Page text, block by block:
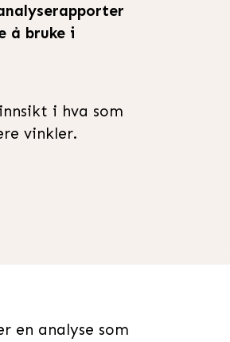
å bruke i
i hva som
vinkler.
en analyse som